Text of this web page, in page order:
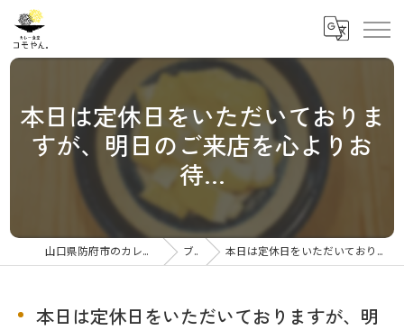
本日は定休日をいただいておりま
すが、明日のご来店を心よりお
待...
山口県防府市のカレーならカレー食堂コモやん ブログ 本日は定休日をいただいておりますが、明日のご来店を心よりお待...
本日は定休日をいただいておりますが、明